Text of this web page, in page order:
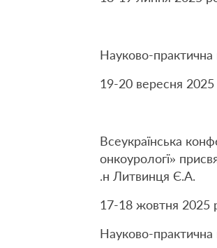
Науково-практична
19-20 вересня 2025
Всеукраїнська
онкоурологї»
.н Литвинця Є.А.
17-18 жовтня 2025
Науково-практична